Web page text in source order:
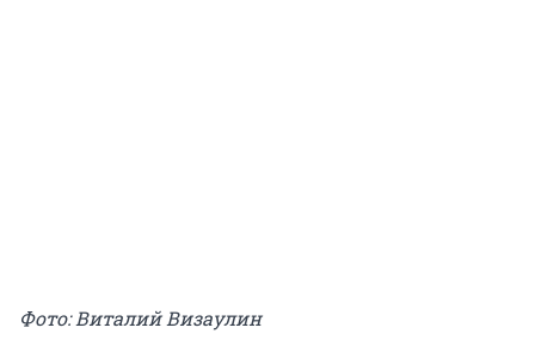
Фото: Виталий Визаулин